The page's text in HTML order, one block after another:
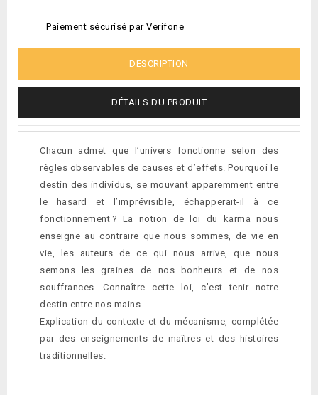
Paiement sécurisé par Verifone
DESCRIPTION
DÉTAILS DU PRODUIT
Chacun admet que l’univers fonctionne selon des
règles observables de causes et d’effets. Pourquoi le
destin des individus, se mouvant apparemment entre
le hasard et l’imprévisible, échapperait-il à ce
fonctionnement ? La notion de loi du karma nous
enseigne au contraire que nous sommes, de vie en
vie, les auteurs de ce qui nous arrive, que nous
semons les graines de nos bonheurs et de nos
souffrances. Connaître cette loi, c’est tenir notre
destin entre nos mains.
Explication du contexte et du mécanisme, complétée
par des enseignements de maîtres et des histoires
traditionnelles.